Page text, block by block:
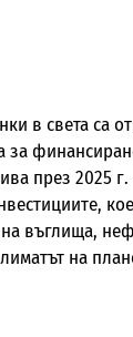
в света са
за
през 2025
въглища,
на